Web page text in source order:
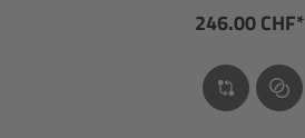
246.00 CHF*